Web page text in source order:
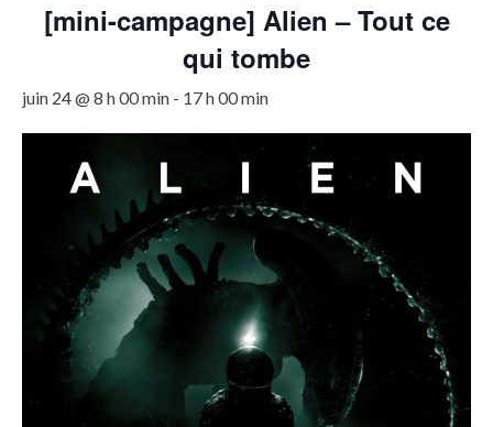
[mini-campagne] Alien – Tout ce
qui tombe
juin 24 @ 8 h 00 min - 17 h 00 min